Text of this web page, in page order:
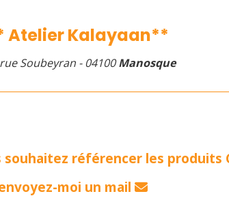
Atelier Kalayaan**
Soubeyran - 04100Manosque
souhaitez référencer les produits
moi un mail 